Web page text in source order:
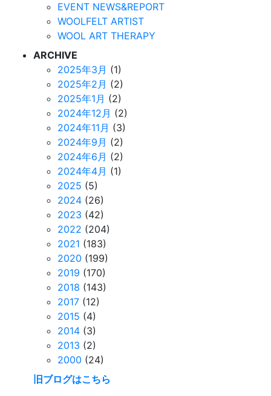
EVENT NEWS&REPORT
WOOLFELT ARTIST
WOOL ART THERAPY
ARCHIVE
2025年3月 (1)
2025年2月 (2)
2025年1月 (2)
2024年12月 (2)
2024年11月 (3)
2024年9月 (2)
2024年6月 (2)
2024年4月 (1)
2025 (5)
2024 (26)
2023 (42)
2022 (204)
2021 (183)
2020 (199)
2019 (170)
2018 (143)
2017 (12)
2015 (4)
2014 (3)
2013 (2)
2000 (24)
旧ブログはこちら